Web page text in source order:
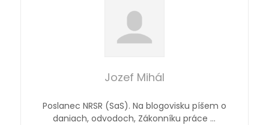
Jozef Mihál
Poslanec NRSR (SaS). Na blogovisku píšem o
daniach, odvodoch, Zákonníku práce …